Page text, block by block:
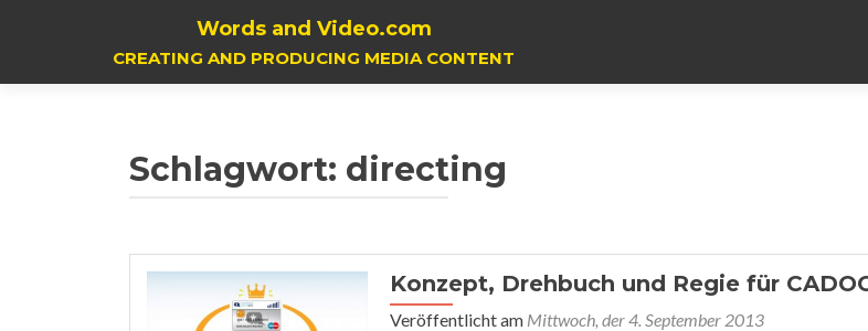
Words and Video.com
CREATING AND PRODUCING MEDIA CONTENT
Schlagwort: directing
Konzept, Drehbuch und Regie für
Veröffentlicht am Mittwoch, der 4. September 2013